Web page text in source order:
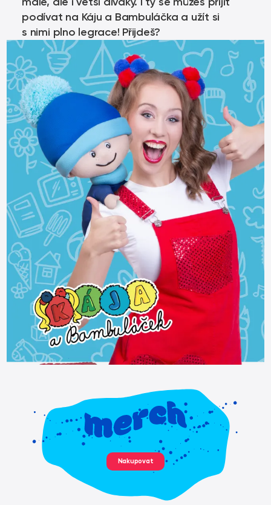
podívat na Káju a Bambuláčka a užít si
s nimi plno legrace! Přijdeš?
Nakupovat